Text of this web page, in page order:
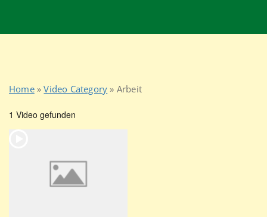
Home»Video Category » Arbeit
1 Video gefunden